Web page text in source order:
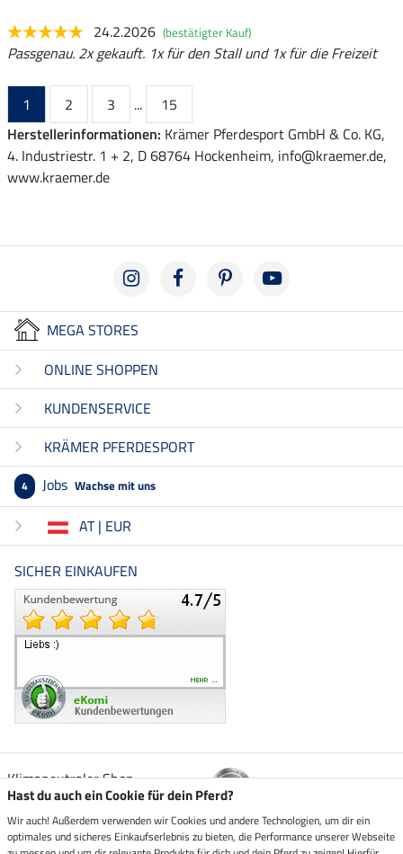
24.2.2026 (bestätigter Kauf)
Passgenau. 2x gekauft. 1x für den Stall und 1x für die Freizeit
1 2 3 ...
15
Herstellerinformationen: Krämer Pferdesport GmbH & Co. KG,
4. Industriestr. 1 + 2, D 68764 Hockenheim, info@kraemer.de,
www.kraemer.de
MEGA STORES
ONLINE SHOPPEN
KUNDENSERVICE
KRÄMER PFERDESPORT
4 Jobs Wachse mit uns
AT | EUR
SICHER EINKAUFEN
Klimaneutraler Shop
Zustellung durch
Hast du auch ein Cookie für dein Pferd?
Wir auch! Außerdem verwenden wir Cookies und andere Technologien, um dir ein
optimales und sicheres Einkaufserlebnis zu bieten, die Performance unserer Webseite